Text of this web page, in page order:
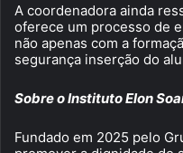
A coordenadora ainda
oferece um processo de
não apenas com a
segurança inserção do
Sobre o Instituto Elon
Fundado em 2025 pelo